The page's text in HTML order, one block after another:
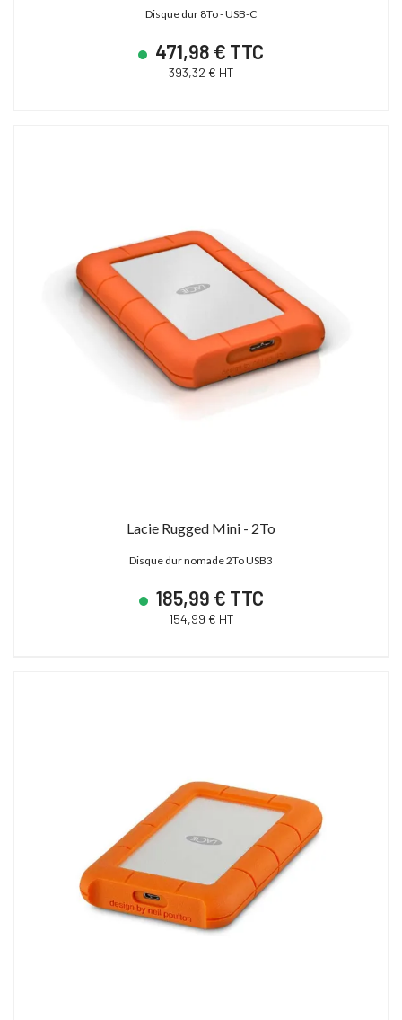
Disque dur 8To - USB-C
471,98 € TTC
393,32 € HT
Lacie Rugged Mini - 2To
Disque dur nomade 2To USB3
185,99 € TTC
154,99 € HT